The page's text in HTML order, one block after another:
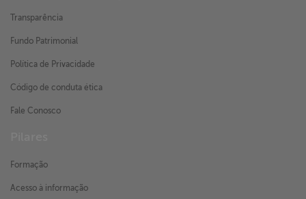
Transparência
Fundo Patrimonial
Política de Privacidade
Código de conduta ética
Fale Conosco
Formação
Acesso à informação